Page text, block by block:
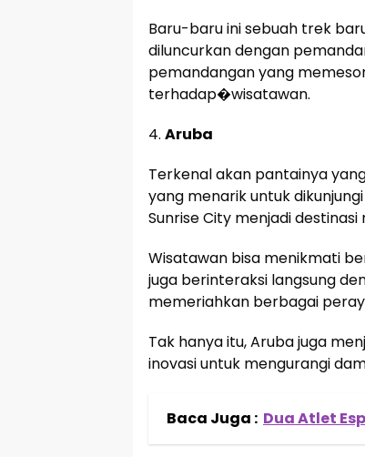
Baru-baru ini sebuah trek
diluncurkan dengan
pemandangan yang
terhadap�wisatawan.
4. Aruba
Terkenal akan pantainya
yang menarik untuk
Sunrise City menjadi
Wisatawan bisa menikmati
juga berinteraksi langsung
memeriahkan berbagai
Tak hanya itu, Aruba juga
inovasi untuk mengurangi
Baca Juga : Dua Atlet